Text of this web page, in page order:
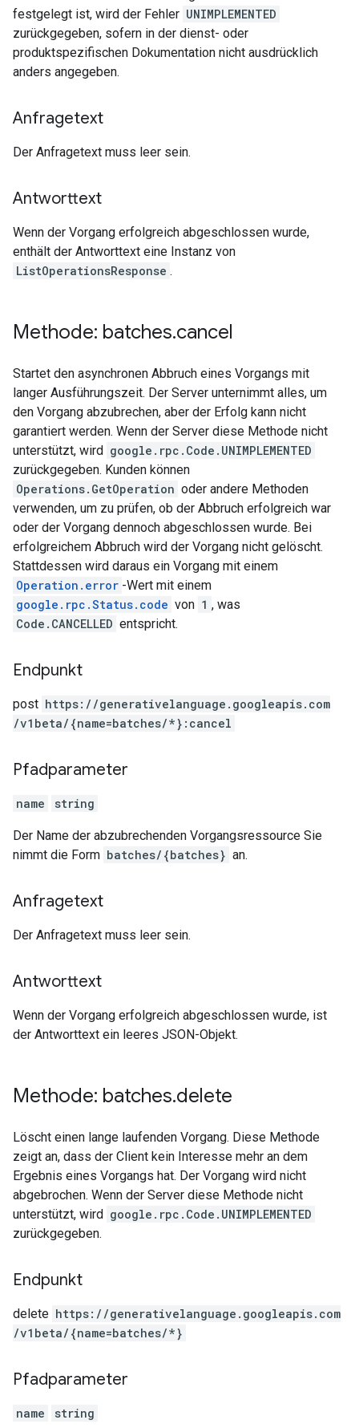
festgelegt ist, wird der Fehler UNIMPLEMENTED
zurückgegeben, sofern in der dienst- oder
produktspezifischen Dokumentation nicht ausdrücklich
anders angegeben.
Anfragetext
Der Anfragetext muss leer sein.
Antworttext
Wenn der Vorgang erfolgreich abgeschlossen wurde,
enthält der Antworttext eine Instanz von
ListOperationsResponse .
Methode: batches.cancel
Startet den asynchronen Abbruch eines Vorgangs mit
langer Ausführungszeit. Der Server unternimmt alles, um
den Vorgang abzubrechen, aber der Erfolg kann nicht
garantiert werden. Wenn der Server diese Methode nicht
unterstützt, wird google.rpc.Code.UNIMPLEMENTED
zurückgegeben. Kunden können
Operations.GetOperation oder andere Methoden
verwenden, um zu prüfen, ob der Abbruch erfolgreich war
oder der Vorgang dennoch abgeschlossen wurde. Bei
erfolgreichem Abbruch wird der Vorgang nicht gelöscht.
Stattdessen wird daraus ein Vorgang mit einem
Operation.error -Wert mit einem
google.rpc.Status.code von 1 , was
Code.CANCELLED entspricht.
Endpunkt
post https: / /generativelanguage.googleapis.com
/v1beta/{name=batches/*}:cancel
Pfadparameter
name string
Der Name der abzubrechenden Vorgangsressource Sie
nimmt die Form batches/{batches} an.
Anfragetext
Der Anfragetext muss leer sein.
Antworttext
Wenn der Vorgang erfolgreich abgeschlossen wurde, ist
der Antworttext ein leeres JSON-Objekt.
Methode: batches.delete
Löscht einen lange laufenden Vorgang. Diese Methode
zeigt an, dass der Client kein Interesse mehr an dem
Ergebnis eines Vorgangs hat. Der Vorgang wird nicht
abgebrochen. Wenn der Server diese Methode nicht
unterstützt, wird google.rpc.Code.UNIMPLEMENTED
zurückgegeben.
Endpunkt
delete https: / /generativelanguage.googleapis.com
/v1beta/{name=batches/*}
Pfadparameter
name string